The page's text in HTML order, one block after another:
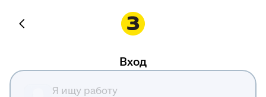
Вход
Я ищу работу